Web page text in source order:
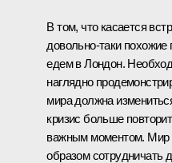
В том, что касается
довольно‑таки
едем в Лондон.
наглядно
мира должна
кризис больше
важным моментом. Мир
образом сотрудничать